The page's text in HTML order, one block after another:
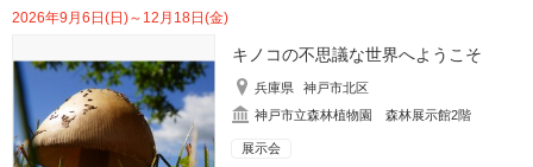
2026年9月6日(日)～12月18日(金)
キノコの不思議な世界へようこそ
兵庫県
神戸市北区
神戸市立森林植物園 森林展示館2階
展示会